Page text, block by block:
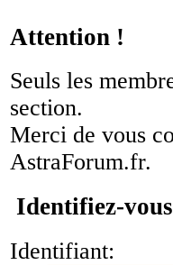
Attention !
Seuls les
section.
Merci de vous
AstraForum.fr.
Identifiez-vous
Identifiant: